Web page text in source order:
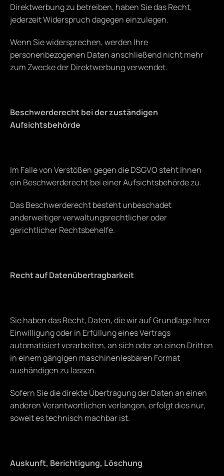
Direktwerbung zu betreiben, haben Sie das Recht,
jederzeit Widerspruch dagegen einzulegen.
Wenn Sie widersprechen, werden Ihre
personenbezogenen Daten anschließend nicht mehr
zum Zwecke der Direktwerbung verwendet.
Beschwerderecht bei der zuständigen
Aufsichtsbehörde
Im Falle von Verstößen gegen die DSGVO steht Ihnen
ein Beschwerderecht bei einer Aufsichtsbehörde zu.
Das Beschwerderecht besteht unbeschadet
anderweitiger verwaltungsrechtlicher oder
gerichtlicher Rechtsbehelfe.
Recht auf Datenübertragbarkeit
Sie haben das Recht, Daten, die wir auf Grundlage Ihrer
Einwilligung oder in Erfüllung eines Vertrags
automatisiert verarbeiten, an sich oder an einen Dritten
in einem gängigen maschinenlesbaren Format
aushändigen zu lassen.
Sofern Sie die direkte Übertragung der Daten an einen
anderen Verantwortlichen verlangen, erfolgt dies nur,
soweit es technisch machbar ist.
Auskunft, Berichtigung, Löschung